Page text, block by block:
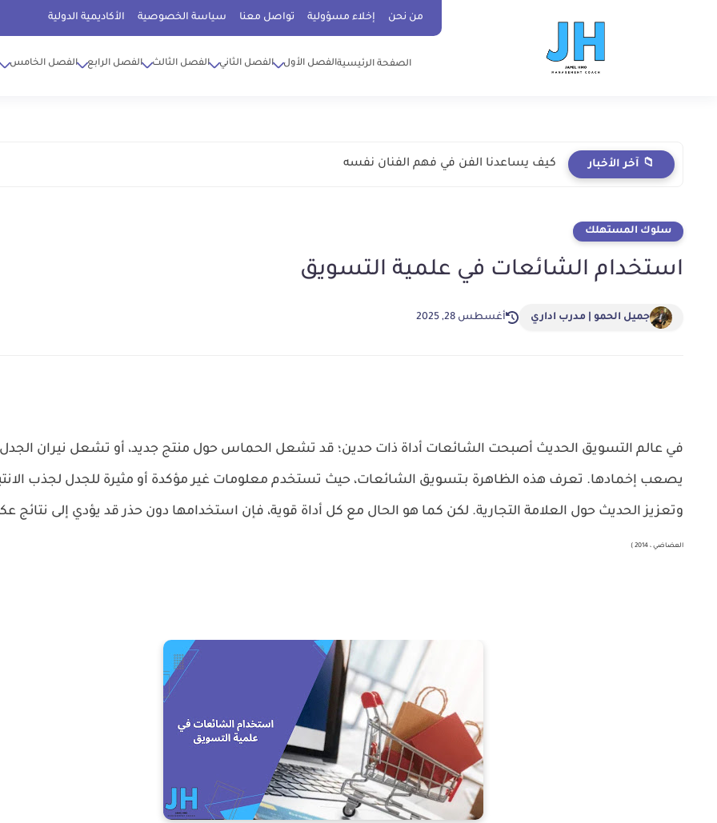
من نحن إخلاء مسؤولية تواصل معنا سياسة الخصوصية الأكاديمية الدولية
الصفحة الرئيسيةالفصل الأول الفصل الثاني الفصل الثالث الفصل الرابع الفصل الخامس
📁 آخر الأخبار كيف يساعدنا الفن في فهم الفنان نفسه
سلوك المستهلك
استخدام الشائعات في علمية التسويق
جميل الحمو | مدرب اداري أغسطس 28, 2025
في عالم التسويق الحديث أصبحت الشائعات أداة ذات حدين؛ قد تشعل الحماس حول منتج جديد، أو تشعل نيران الجدل
يصعب إخمادها. تعرف هذه الظاهرة بـتسويق الشائعات، حيث تستخدم معلومات غير مؤكدة أو مثيرة للجدل لجذب
وتعزيز الحديث حول العلامة التجارية. لكن كما هو الحال مع كل أداة قوية، فإن استخدامها دون حذر قد يؤدي إلى نتائج
العضاضي ، 2014 )